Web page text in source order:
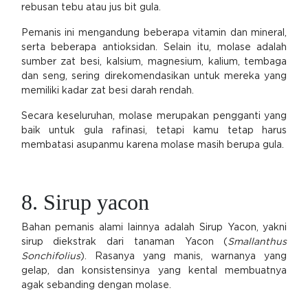
rebusan tebu atau jus bit gula.
Pemanis ini mengandung beberapa vitamin dan mineral,
serta beberapa antioksidan. Selain itu, molase adalah
sumber zat besi, kalsium, magnesium, kalium, tembaga
dan seng, sering direkomendasikan untuk mereka yang
memiliki kadar zat besi darah rendah.
Secara keseluruhan, molase merupakan pengganti yang
baik untuk gula rafinasi, tetapi kamu tetap harus
membatasi asupanmu karena molase masih berupa gula.
8. Sirup yacon
Bahan pemanis alami lainnya adalah Sirup Yacon, yakni
sirup diekstrak dari tanaman Yacon ( Smallanthus
Sonchifolius). Rasanya yang manis, warnanya yang
gelap, dan konsistensinya yang kental membuatnya
agak sebanding dengan molase.